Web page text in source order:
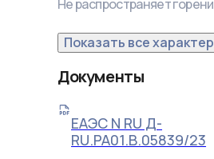
Не распространяет
Показать все
Документы
ЕАЭС N RU Д-
RU.РА01.В.05839/23